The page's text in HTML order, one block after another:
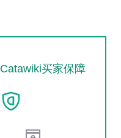
Catawiki买家保障